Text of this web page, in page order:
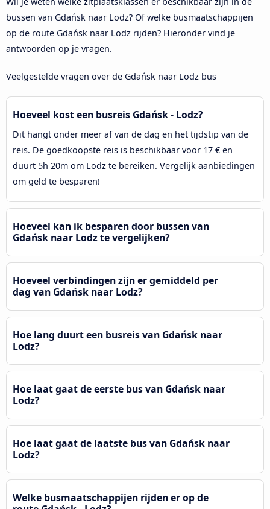
bussen van Gdańsk naar Lodz? Of welke busmaatschappijen
op de route Gdańsk naar Lodz rijden? Hieronder vind je
antwoorden op je vragen.
Veelgestelde vragen over de Gdańsk naar Lodz bus
Hoeveel kost een busreis Gdańsk - Lodz?
Dit hangt onder meer af van de dag en het tijdstip van de
reis. De goedkoopste reis is beschikbaar voor 17 € en
duurt 5h 20m om Lodz te bereiken. Vergelijk aanbiedingen
om geld te besparen!
Hoeveel kan ik besparen door bussen van
Gdańsk naar Lodz te vergelijken?
Hoeveel verbindingen zijn er gemiddeld per
dag van Gdańsk naar Lodz?
Hoe lang duurt een busreis van Gdańsk naar
Lodz?
Hoe laat gaat de eerste bus van Gdańsk naar
Lodz?
Hoe laat gaat de laatste bus van Gdańsk naar
Lodz?
Welke busmaatschappijen rijden er op de